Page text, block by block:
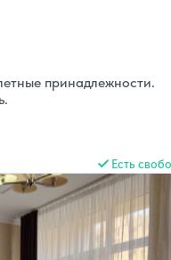
принадлежности.
Есть